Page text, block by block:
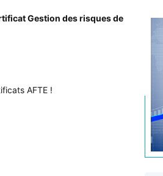
Gestion des risques de
AFTE !